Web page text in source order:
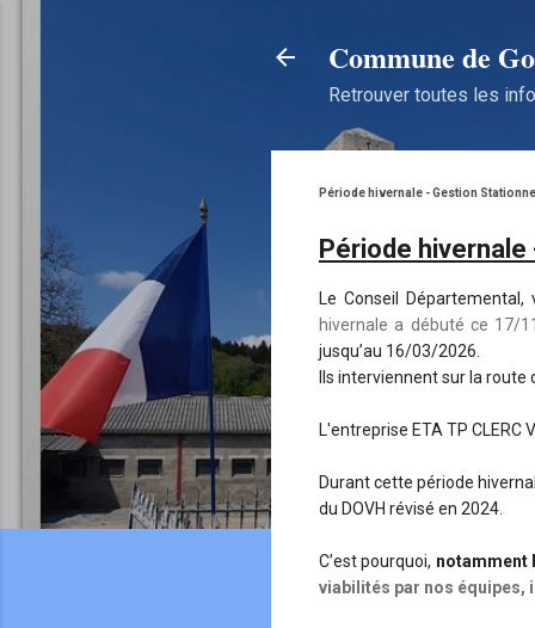
Commune de
Retrouver toutes les
Période hivernale - Gestion
Période
Le Conseil Départemental,
hivernale a débuté ce 17/
jusqu’au 16/03/2026.
Ils interviennent sur la
L'entreprise ETA TP
Durant cette période
du DOVH révisé en 2024.
C’est pourquoi, notamment
viabilités par nos équipes,